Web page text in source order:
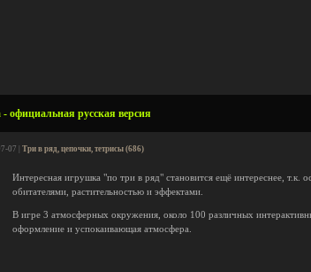
русская версия
07 | Три в ряд, цепочки, тетрисы (686)
Интересная игрушка "по три в ряд" становится ещё интереснее, т.к.
обитателями, растительностью и эффектами.
В игре 3 атмосферных окружения, около 100 различных
оформление и успокаивающая атмосфера.